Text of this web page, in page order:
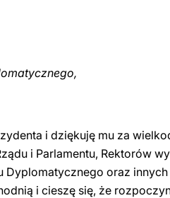
i dziękuję mu za
i Parlamentu, Rektorów
Dyplomatycznego oraz
i cieszę się, że